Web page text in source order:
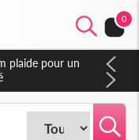
0
convocations